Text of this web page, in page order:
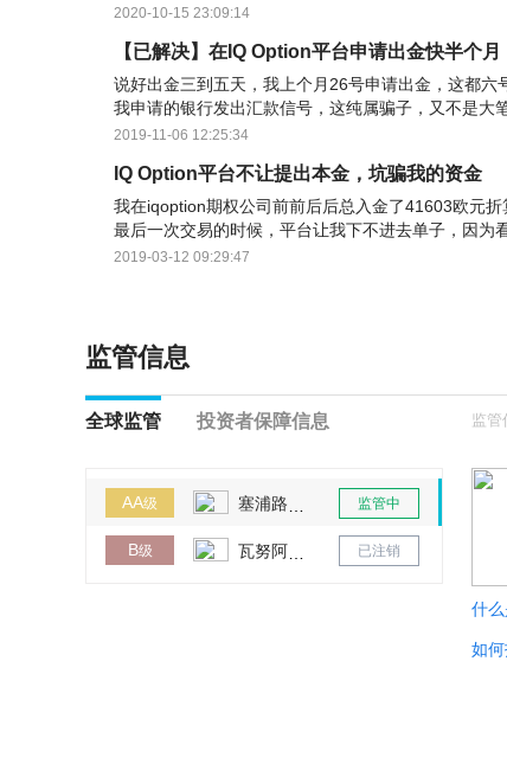
有余额了，就是出金一直不给处理，客服就说一直在
2020-10-15 23:09:14
【已解决】在IQ Option平台申请出金快半个
说好出金三到五天，我上个月26号申请出金，这都六
我申请的银行发出汇款信号，这纯属骗子，又不是大
等待，一直拖，不给说法，给不给不痛快点。
2019-11-06 12:25:34
IQ Option平台不让提出本金，坑骗我的资金
我在iqoption期权公司前前后后总入金了41603欧元
最后一次交易的时候，平台让我下不进去单子，因为
全部资金出金了，出金的金额有：33178欧元上面显
2019-03-12 09:29:47
监管信息
全球监管 投资者保障信息 监管
AA级 塞浦路斯CySEC 监管中
B级 瓦努阿图VFSC 已注销
什
如